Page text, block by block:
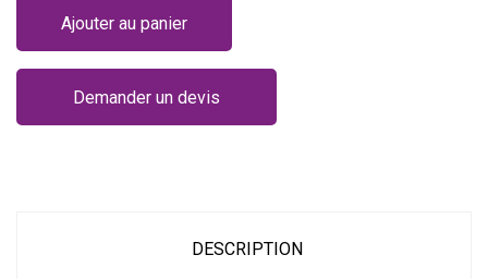
Ajouter au panier
Demander un devis
DESCRIPTION